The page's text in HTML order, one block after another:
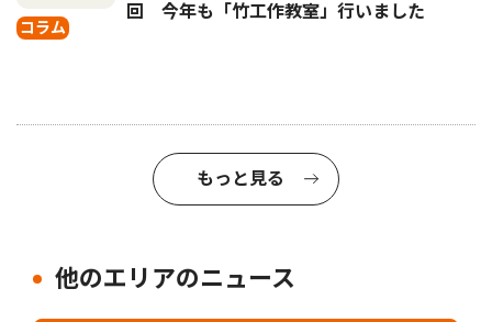
コラム
回 今年も「竹工作教室」行いました
もっと見る
他のエリアのニュース